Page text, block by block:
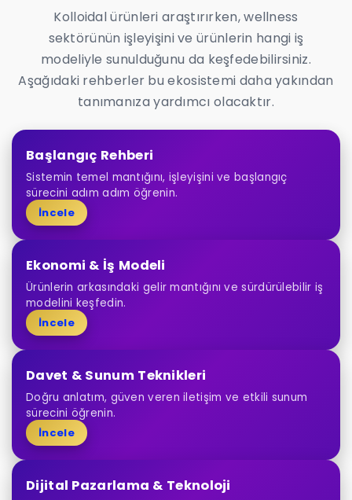
Kolloidal ürünleri araştırırken, wellness
sektörünün işleyişini ve ürünlerin hangi iş
modeliyle sunulduğunu da keşfedebilirsiniz.
Aşağıdaki rehberler bu ekosistemi daha yakından
tanımanıza yardımcı olacaktır.
Başlangıç Rehberi
Sistemin temel mantığını, işleyişini ve başlangıç
sürecini adım adım öğrenin.
İncele
Ekonomi & İş Modeli
Ürünlerin arkasındaki gelir mantığını ve sürdürülebilir iş
modelini keşfedin.
İncele
Davet & Sunum Teknikleri
Doğru anlatım, güven veren iletişim ve etkili sunum
sürecini öğrenin.
İncele
Dijital Pazarlama & Teknoloji